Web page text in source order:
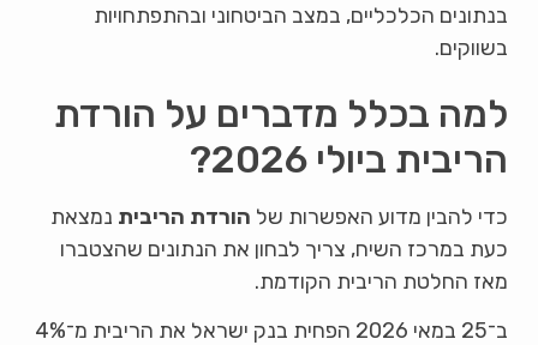
בנתונים הכלכליים, במצב הביטחוני ובהתפתחויות
בשווקים.
למה בכלל מדברים על הורדת
הריבית ביולי 2026?
כדי להבין מדוע האפשרות של הורדת הריבית נמצאת
כעת במרכז השיח, צריך לבחון את הנתונים שהצטברו
מאז החלטת הריבית הקודמת.
ב־25 במאי 2026 הפחית בנק ישראל את הריבית מ־4%